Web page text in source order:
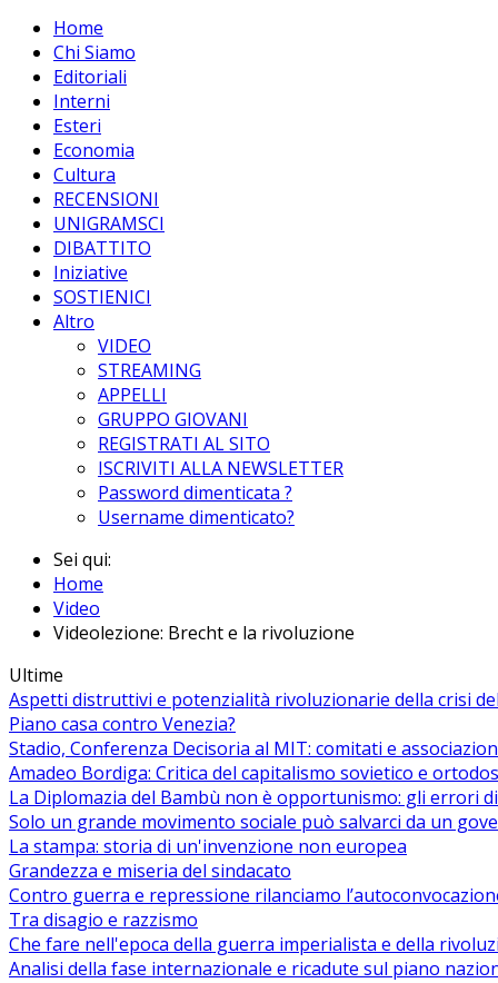
Home
Chi Siamo
Editoriali
Interni
Esteri
Economia
Cultura
RECENSIONI
UNIGRAMSCI
DIBATTITO
Iniziative
SOSTIENICI
Altro
VIDEO
STREAMING
APPELLI
GRUPPO GIOVANI
REGISTRATI AL SITO
ISCRIVITI ALLA NEWSLETTER
Password dimenticata ?
Username dimenticato?
Sei qui:
Home
Video
Videolezione: Brecht e la rivoluzione
Ultime
Aspetti distruttivi e potenzialità rivoluzionarie della crisi
Piano casa contro Venezia?
Stadio, Conferenza Decisoria al MIT: comitati e
Amadeo Bordiga: Critica del capitalismo sovietico e
La Diplomazia del Bambù non è opportunismo: gli errori
Solo un grande movimento sociale può salvarci da un
La stampa: storia di un'invenzione non europea
Grandezza e miseria del sindacato
Contro guerra e repressione rilanciamo
Tra disagio e razzismo
Che fare nell'epoca della guerra imperialista e della
Analisi della fase internazionale e ricadute sul piano